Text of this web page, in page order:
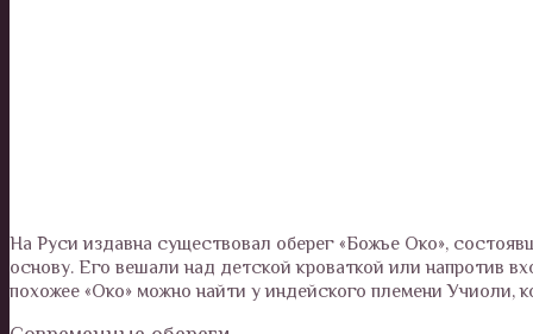
На Руси издавна существовал оберег «Божье Око»,
основу. Его вешали над детской кроваткой или напротив
похожее «Око» можно найти у индейского племени Учиоли,